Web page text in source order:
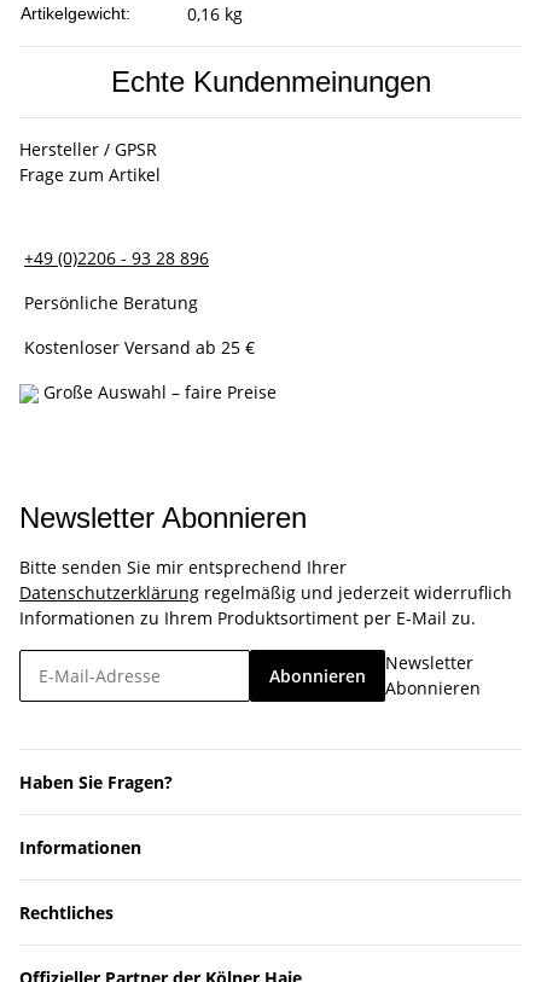
Artikelgewicht: 0,16 kg
Echte Kundenmeinungen
Hersteller / GPSR
Frage zum Artikel
+49 (0)2206 - 93 28 896
Persönliche Beratung
Kostenloser Versand ab 25 €
Große Auswahl – faire Preise
Newsletter Abonnieren
Bitte senden Sie mir entsprechend Ihrer
Datenschutzerklärung regelmäßig und jederzeit widerruflich
Informationen zu Ihrem Produktsortiment per E-Mail zu.
Abonnieren
Newsletter
Abonnieren
Haben Sie Fragen?
Informationen
Rechtliches